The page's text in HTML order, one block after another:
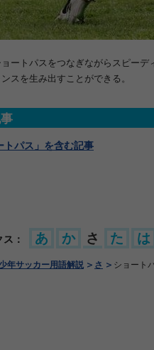
ートパスをつなぎながらスピー
スを生み出すことができる。
トパス」を含む記事
： あ か さ た は
少年サッカー用語解説 さ ショート
ふくらはぎの張りや疲れに